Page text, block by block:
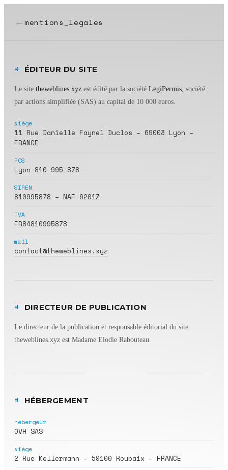
←mentions_legales
# ÉDITEUR DU SITE
Le site theweblines.xyz est édité par la société LegiPermis, société
par actions simplifiée (SAS) au capital de 10 000 euros.
siège
11 Rue Danielle Faynel Duclos – 69003 Lyon –
FRANCE
RCS
Lyon 810 995 878
SIREN
810995878 – NAF 6201Z
TVA
FR84810995878
mail
contact@theweblines.xyz
# DIRECTEUR DE PUBLICATION
Le directeur de la publication et responsable éditorial du site
theweblines.xyz est Madame Elodie Rabouteau.
# HÉBERGEMENT
hébergeur
OVH SAS
siège
2 Rue Kellermann – 59100 Roubaix – FRANCE